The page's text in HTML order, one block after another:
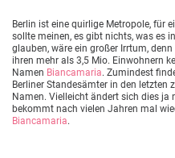
Berlin ist eine quirlige Metropole, für
sollte meinen, es gibt nichts, was es
glauben, wäre ein großer Irrtum,
ihren mehr als 3,5 Mio. Einwohnern
Namen Biancamaria. Zumindest
Berliner Standesämter in den letzten
Namen. Vielleicht ändert sich dies
bekommt nach vielen Jahren mal
Biancamaria.